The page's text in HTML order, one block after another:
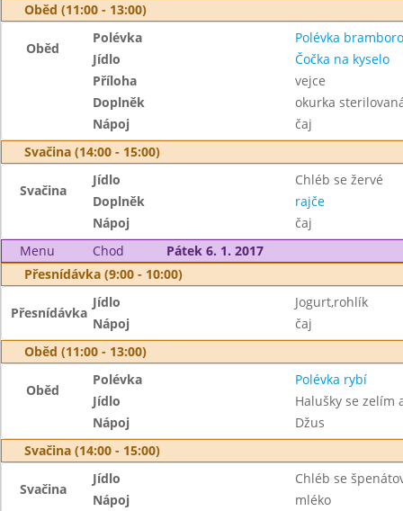
Oběd (11:00 - 13:00)
Oběd
Polévka
Polévka
Jídlo
Čočka na kyselo
Příloha
vejce
Doplněk
okurka
Nápoj
čaj
Svačina (14:00 - 15:00)
Svačina
Jídlo
Chléb se žervé
Doplněk
rajče
Nápoj
čaj
Menu
Chod
Pátek 6. 1. 2017
Přesnídávka (9:00 - 10:00)
Přesnídávka
Jídlo
Jogurt,rohlík
Nápoj
čaj
Oběd (11:00 - 13:00)
Oběd
Polévka
Polévka rybí
Jídlo
Halušky se zelím
Nápoj
Džus
Svačina (14:00 - 15:00)
Svačina
Jídlo
Chléb se
Nápoj
mléko